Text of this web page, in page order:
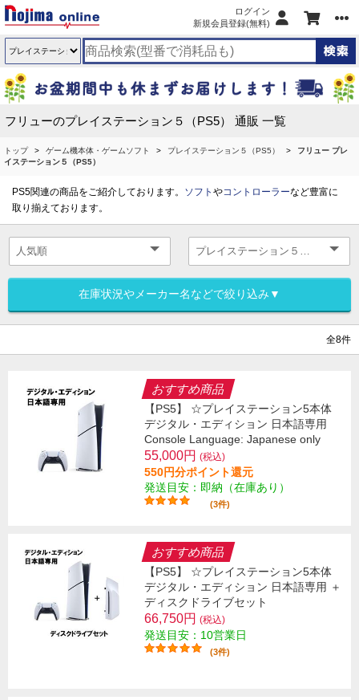
ログイン
新規会員登録(無料)
フリューのプレイステーション５（PS5） 通販 一覧
トップ ゲーム機本体・ゲームソフト プレイステーション５（PS5）
フリュー プレ
イステーション５（PS5）
PS5関連の商品をご紹介しております。 ソフト やコントローラーなど豊富に
取り揃えております。
在庫状況やメーカー名などで絞り込み▼
全8件
おすすめ商品
【PS5】 ☆プレイステーション5本体
デジタル・エディション 日本語専用
Console Language: Japanese only
55,000円 (税込)
550円分ポイント還元
発送目安：即納（在庫あり）
(3件)
おすすめ商品
【PS5】 ☆プレイステーション5本体
デジタル・エディション 日本語専用 ＋
ディスクドライブセット
66,750円 (税込)
発送目安：10営業日
(3件)